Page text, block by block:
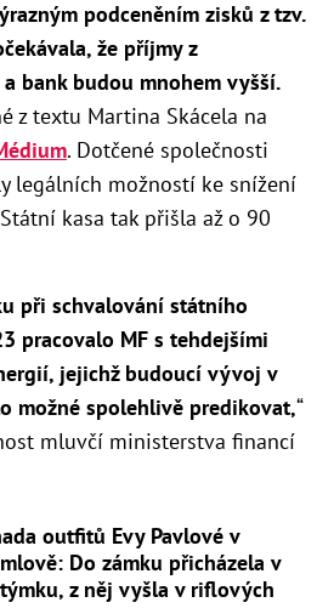
podceněním zisků z tzv.
že příjmy z
bank budou mnohem vyšší.
z textu Martina Skácela na
. Dotčené společnosti
legálních možností ke snížení
kasa tak přišla až o 90
při schvalování státního
pracovalo MF s tehdejšími
jejichž budoucí vývoj v
možné spolehlivě predikovat,“
mluvčí ministerstva financí
outfitů Evy Pavlové v
Do zámku přicházela v
z něj vyšla v riflových